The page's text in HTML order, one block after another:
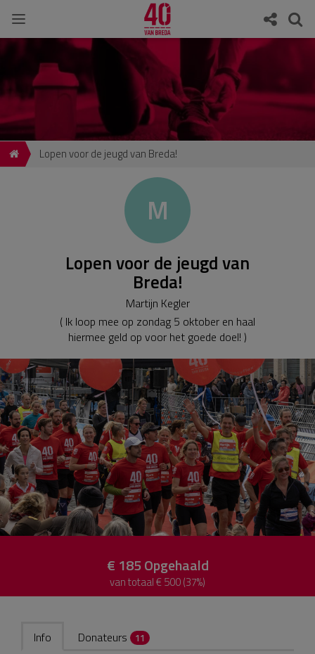
Lopen voor de jeugd van Breda!
M
Lopen voor de jeugd van
Breda!
Martijn Kegler
( Ik loop mee op zondag 5 oktober en haal
hiermee geld op voor het goede doel! )
€ 185Opgehaald
van totaal € 500 (37%)
Info Donateurs 11